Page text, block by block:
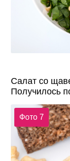
Салат со
Получилось
Фото 7